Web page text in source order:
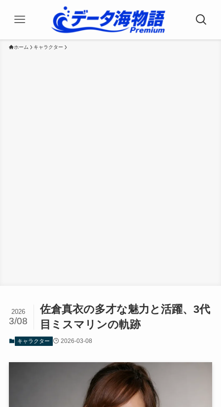
ホーム キャラクター
佐倉真衣の多才な魅力と活躍、3代
目ミスマリンの軌跡
2026
3/08
キャラクター 2026-03-08